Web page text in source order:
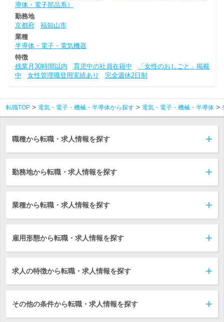
導体・電子部品系）
勤務地
京都府
福知山市
業種
半導体・電子・電気機器
特徴
残業月30時間以内
育児中の社員在籍中
「女性のおしごと」掲載
中
女性管理職登用実績あり 完全週休2日制
転職TOP 電気・電子・機械・半導体から探す 電気・電子・機械・半導体
職種から転職・求人情報を探す
勤務地から転職・求人情報を探す
業種から転職・求人情報を探す
雇用形態から転職・求人情報を探す
求人の特徴から転職・求人情報を探す
その他の条件から転職・求人情報を探す